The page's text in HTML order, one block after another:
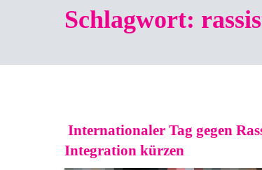
Schlagwort:
Internationaler Tag gegen
Integration kürzen